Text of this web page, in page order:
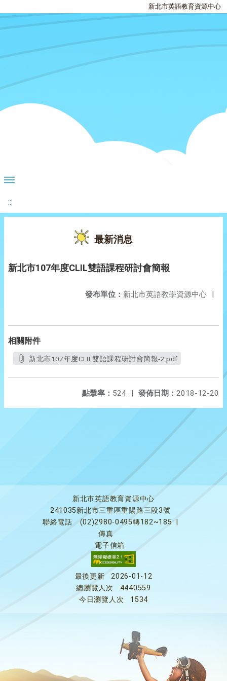
新北市英語教育資源中心
:::
最新消息
新北市107年度CLIL雙語課程研討會簡報
發布單位： 新北市英語教學資源中心 |
相關附件
新北市107年度CLIL雙語課程研討會簡報-2.pdf
發佈日期： 2018-12-20
點擊率： 524 |
新北市英語教育資源中心
241035新北市三重區重陽路三段3號
聯絡電話
(02)2980-0495轉182~185
傳真
電子信箱
最後更新
2026-01-12
總瀏覽人次
4440559
今日瀏覽人次
1534